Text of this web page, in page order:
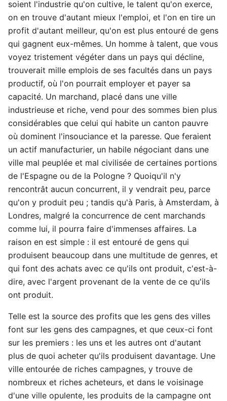
soient l'industrie qu'on cultive, le talent qu'on exerce,
on en trouve d'autant mieux l'emploi, et l'on en tire un
profit d'autant meilleur, qu'on est plus entouré de gens
qui gagnent eux-mêmes. Un homme à talent, que vous
voyez tristement végéter dans un pays qui décline,
trouverait mille emplois de ses facultés dans un pays
productif, où l'on pourrait employer et payer sa
capacité. Un marchand, placé dans une ville
industrieuse et riche, vend pour des sommes bien plus
considérables que celui qui habite un canton pauvre
où dominent l'insouciance et la paresse. Que feraient
un actif manufacturier, un habile négociant dans une
ville mal peuplée et mal civilisée de certaines portions
de l'Espagne ou de la Pologne ? Quoiqu'il n'y
rencontrât aucun concurrent, il y vendrait peu, parce
qu'on y produit peu ; tandis qu'à Paris, à Amsterdam, à
Londres, malgré la concurrence de cent marchands
comme lui, il pourra faire d'immenses affaires. La
raison en est simple : il est entouré de gens qui
produisent beaucoup dans une multitude de genres, et
qui font des achats avec ce qu'ils ont produit, c'est-à-
dire, avec l'argent provenant de la vente de ce qu'ils
ont produit.
Telle est la source des profits que les gens des villes
font sur les gens des campagnes, et que ceux-ci font
sur les premiers : les uns et les autres ont d'autant
plus de quoi acheter qu'ils produisent davantage. Une
ville entourée de riches campagnes, y trouve de
nombreux et riches acheteurs, et dans le voisinage
d'une ville opulente, les produits de la campagne ont